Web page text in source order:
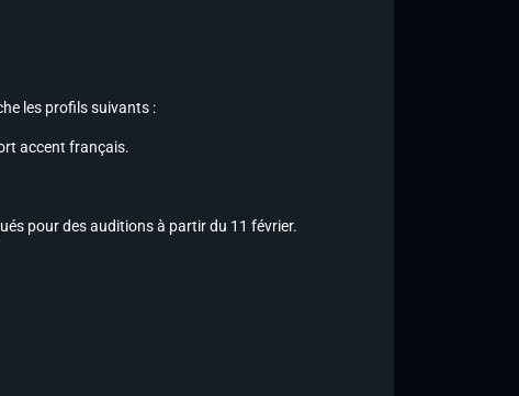
les profils suivants :
accent français.
pour des auditions à partir du 11 février.